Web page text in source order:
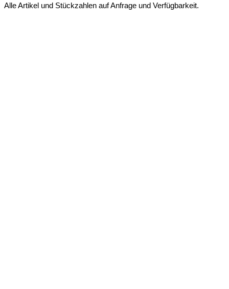
Alle Artikel und Stückzahlen auf Anfrage und Verfügbarkeit.